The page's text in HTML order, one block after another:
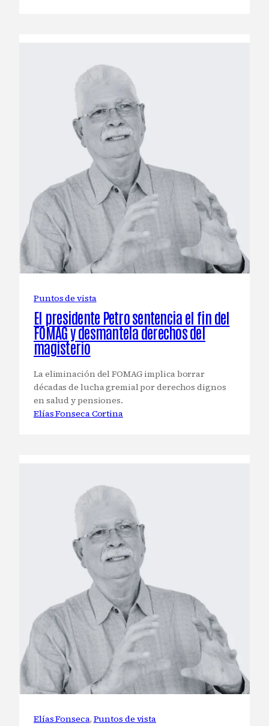
Puntos de vista
El presidente Petro sentencia el fin del
FOMAG y desmantela derechos del
magisterio
La eliminación del FOMAG implica borrar
décadas de lucha gremial por derechos dignos
en salud y pensiones.
Elías Fonseca Cortina
Elías Fonseca, Puntos de vista